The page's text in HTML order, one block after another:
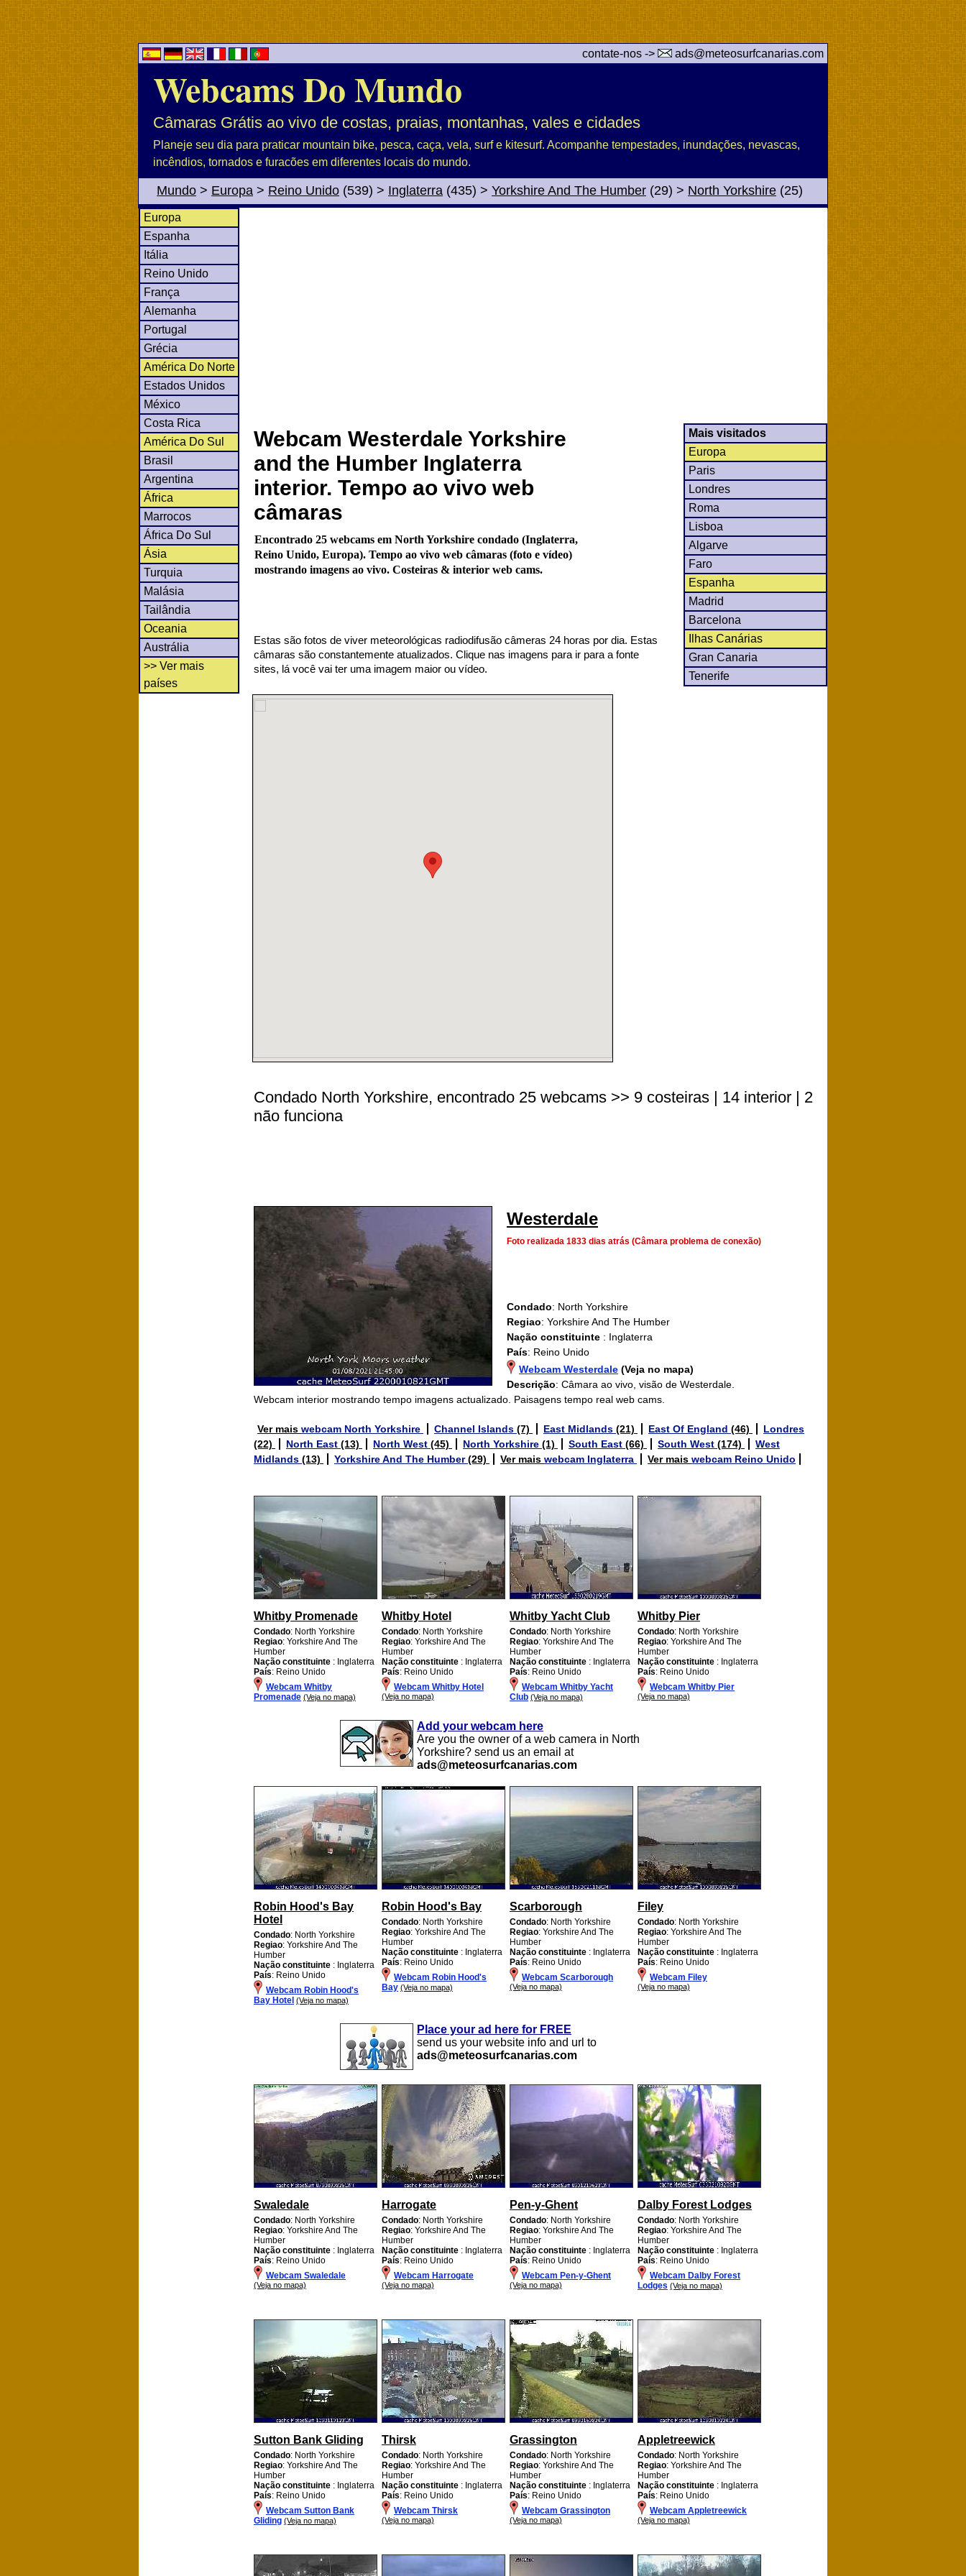
contate-nos -> ads@meteosurfcanarias.com
Webcams Do Mundo
Câmaras Grátis ao vivo de costas, praias, montanhas, vales e cidades
Planeje seu dia para praticar mountain bike, pesca, caça, vela, surf e kitesurf. Acompanhe tempestades, inundações, nevascas,
incêndios, tornados e furacões em diferentes locais do mundo.
Mundo > Europa > Reino Unido (539) > Inglaterra (435) > Yorkshire And The Humber (29) > North Yorkshire (25)
Europa
Espanha
Itália
Reino Unido
França
Alemanha
Portugal
Grécia
América Do Norte
Estados Unidos
México
Costa Rica
América Do Sul
Brasil
Argentina
África
Marrocos
África Do Sul
Ásia
Turquia
Malásia
Tailândia
Oceania
Austrália
>> Ver mais
países
Webcam Westerdale Yorkshire
and the Humber Inglaterra
interior. Tempo ao vivo web
câmaras
Encontrado 25 webcams em North Yorkshire condado (Inglaterra,
Reino Unido, Europa). Tempo ao vivo web câmaras (foto e vídeo)
mostrando imagens ao vivo. Costeiras & interior web cams.
Estas são fotos de viver meteorológicas radiodifusão câmeras 24 horas por dia. Estas
câmaras são constantemente atualizados. Clique nas imagens para ir para a fonte
sites, lá você vai ter uma imagem maior ou vídeo.
Mais visitados
Europa
Paris
Londres
Roma
Lisboa
Algarve
Faro
Espanha
Madrid
Barcelona
Ilhas Canárias
Gran Canaria
Tenerife
Condado North Yorkshire, encontrado 25 webcams >> 9 costeiras | 14 interior | 2
não funciona
Westerdale
Foto realizada 1833 dias atrás (Câmara problema de conexão)
Condado: North Yorkshire
Regiao: Yorkshire And The Humber
Nação constituinte : Inglaterra
País: Reino Unido
Webcam Westerdale (Veja no mapa)
Descrição: Câmara ao vivo, visão de Westerdale.
Webcam interior mostrando tempo imagens actualizado. Paisagens tempo real web cams.
Ver mais webcam North Yorkshire Channel Islands (7) East Midlands (21) East Of England (46)
Londres
(22)
North East (13) North West (45) North Yorkshire (1) South East (66) South West (174)
West
Midlands (13) Yorkshire And The Humber(29) Ver mais webcam Inglaterra Ver mais webcam Reino Unido
Whitby Promenade
Condado: North Yorkshire
Regiao: Yorkshire And The
Humber
Nação constituinte : Inglaterra
País: Reino Unido
Webcam Whitby
Promenade (Veja no mapa)
Whitby Hotel
Condado: North Yorkshire
Regiao: Yorkshire And The
Humber
Nação constituinte : Inglaterra
País: Reino Unido
Webcam Whitby Hotel
(Veja no mapa)
Whitby Yacht Club
Condado: North Yorkshire
Regiao: Yorkshire And The
Humber
Nação constituinte : Inglaterra
País: Reino Unido
Webcam Whitby Yacht
Club (Veja no mapa)
Whitby Pier
Condado: North Yorkshire
Regiao: Yorkshire And The
Humber
Nação constituinte : Inglaterra
País: Reino Unido
Webcam Whitby Pier
(Veja no mapa)
Add your webcam here
Are you the owner of a web camera in North
Yorkshire? send us an email at
ads@meteosurfcanarias.com
Robin Hood's Bay
Hotel
Condado: North Yorkshire
Regiao: Yorkshire And The
Humber
Nação constituinte : Inglaterra
País: Reino Unido
Webcam Robin Hood's
Bay Hotel (Veja no mapa)
Robin Hood's Bay
Condado: North Yorkshire
Regiao: Yorkshire And The
Humber
Nação constituinte : Inglaterra
País: Reino Unido
Webcam Robin Hood's
Bay (Veja no mapa)
Scarborough
Condado: North Yorkshire
Regiao: Yorkshire And The
Humber
Nação constituinte : Inglaterra
País: Reino Unido
Webcam Scarborough
(Veja no mapa)
Filey
Condado: North Yorkshire
Regiao: Yorkshire And The
Humber
Nação constituinte : Inglaterra
País: Reino Unido
Webcam Filey
(Veja no mapa)
Place your ad here for FREE
send us your website info and url to
ads@meteosurfcanarias.com
Swaledale
Condado: North Yorkshire
Regiao: Yorkshire And The
Humber
Nação constituinte : Inglaterra
País: Reino Unido
Webcam Swaledale
(Veja no mapa)
Harrogate
Condado: North Yorkshire
Regiao: Yorkshire And The
Humber
Nação constituinte : Inglaterra
País: Reino Unido
Webcam Harrogate
(Veja no mapa)
Pen-y-Ghent
Condado: North Yorkshire
Regiao: Yorkshire And The
Humber
Nação constituinte : Inglaterra
País: Reino Unido
Webcam Pen-y-Ghent
(Veja no mapa)
Dalby Forest Lodges
Condado: North Yorkshire
Regiao: Yorkshire And The
Humber
Nação constituinte : Inglaterra
País: Reino Unido
Webcam Dalby Forest
Lodges (Veja no mapa)
Sutton Bank Gliding
Condado: North Yorkshire
Regiao: Yorkshire And The
Humber
Nação constituinte : Inglaterra
País: Reino Unido
Webcam Sutton Bank
Gliding (Veja no mapa)
Thirsk
Condado: North Yorkshire
Regiao: Yorkshire And The
Humber
Nação constituinte : Inglaterra
País: Reino Unido
Webcam Thirsk
(Veja no mapa)
Grassington
Condado: North Yorkshire
Regiao: Yorkshire And The
Humber
Nação constituinte : Inglaterra
País: Reino Unido
Webcam Grassington
(Veja no mapa)
Appletreewick
Condado: North Yorkshire
Regiao: Yorkshire And The
Humber
Nação constituinte : Inglaterra
País: Reino Unido
Webcam Appletreewick
(Veja no mapa)